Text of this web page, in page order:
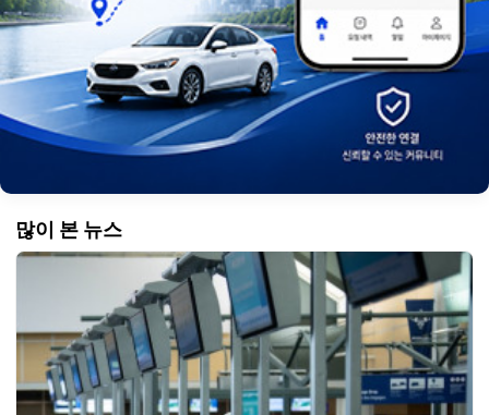
많이 본 뉴스